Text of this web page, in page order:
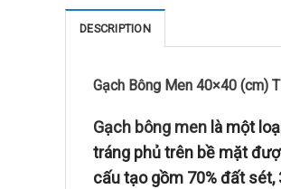
DESCRIPTION
Gạch Bông Men 40×40 (cm)
Gạch bông men là một
tráng phủ trên bề mặt
cấu tạo gồm 70% đất